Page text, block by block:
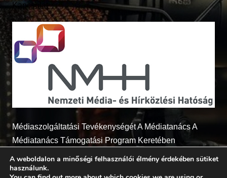
Kapcsolat
Médiaszolgáltatási Tevékenységét A Médiatanács A
Médiatanács Támogatási Program Keretében
A weboldalon a minőségi felhasználói élmény érdekében sütiket
használunk.